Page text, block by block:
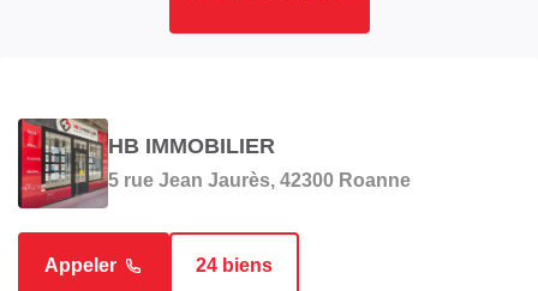
HB IMMOBILIER
5 rue Jean Jaurès, 42300 Roanne
Appeler 24 biens